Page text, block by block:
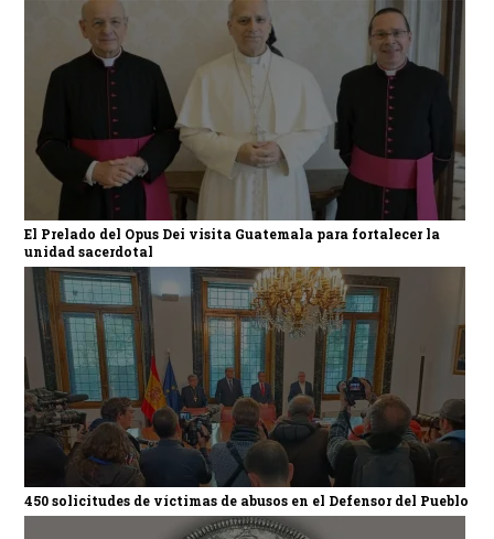
El Prelado del Opus Dei visita Guatemala para fortalecer la
unidad sacerdotal
450 solicitudes de víctimas de abusos en el Defensor del Pueblo